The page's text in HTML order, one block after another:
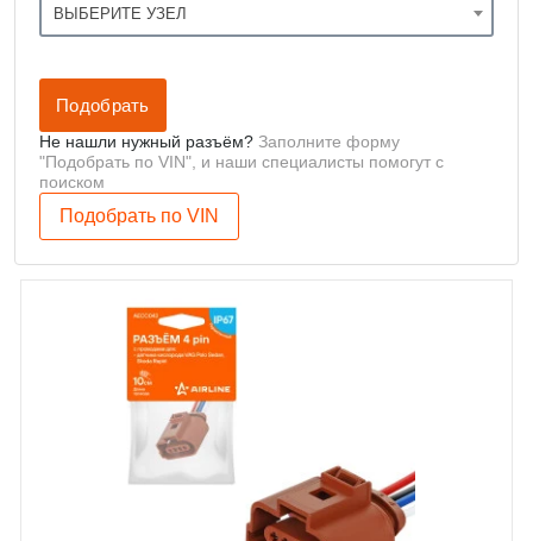
ВЫБЕРИТЕ УЗЕЛ
Не нашли нужный разъём? Заполните форму
"Подобрать по VIN", и наши специалисты помогут с
поиском
Подобрать по VIN